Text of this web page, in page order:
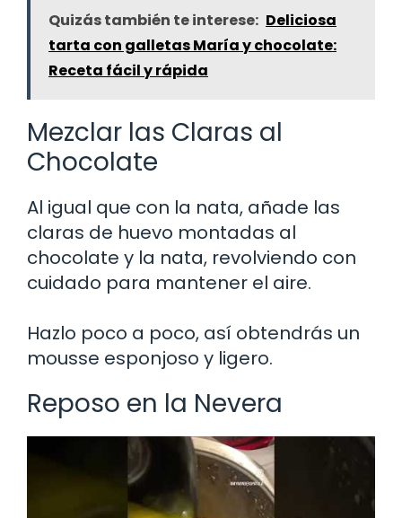
Quizás también te interese: Deliciosa
tarta con galletas María y chocolate:
Receta fácil y rápida
Mezclar las Claras al
Chocolate
Al igual que con la nata, añade las
claras de huevo montadas al
chocolate y la nata, revolviendo con
cuidado para mantener el aire.
Hazlo poco a poco, así obtendrás un
mousse esponjoso y ligero.
Reposo en la Nevera